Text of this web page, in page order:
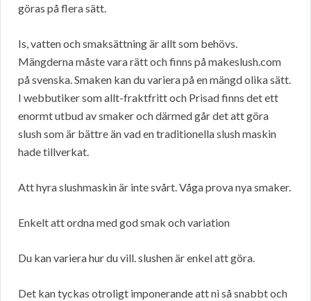
göras på flera sätt.
Is, vatten och smaksättning är allt som behövs.
Mängderna måste vara rätt och finns på makeslush.com
på svenska. Smaken kan du variera på en mängd olika sätt.
I webbutiker som allt-fraktfritt och Prisad finns det ett
enormt utbud av smaker och därmed går det att göra
slush som är bättre än vad en traditionella slush maskin
hade tillverkat.
Att hyra slushmaskin är inte svårt. Våga prova nya smaker.
Enkelt att ordna med god smak och variation
Du kan variera hur du vill. slushen är enkel att göra.
Det kan tyckas otroligt imponerande att ni så snabbt och